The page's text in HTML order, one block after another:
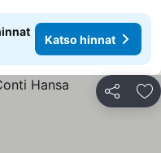
Katso hinnat
Jaa